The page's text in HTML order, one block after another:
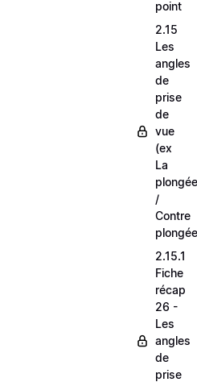
point
2.15
Les
angles
de
prise
de
vue
(ex
La
plongée
/
Contre
2.15.1
Fiche
récap
26 -
Les
angles
de
prise